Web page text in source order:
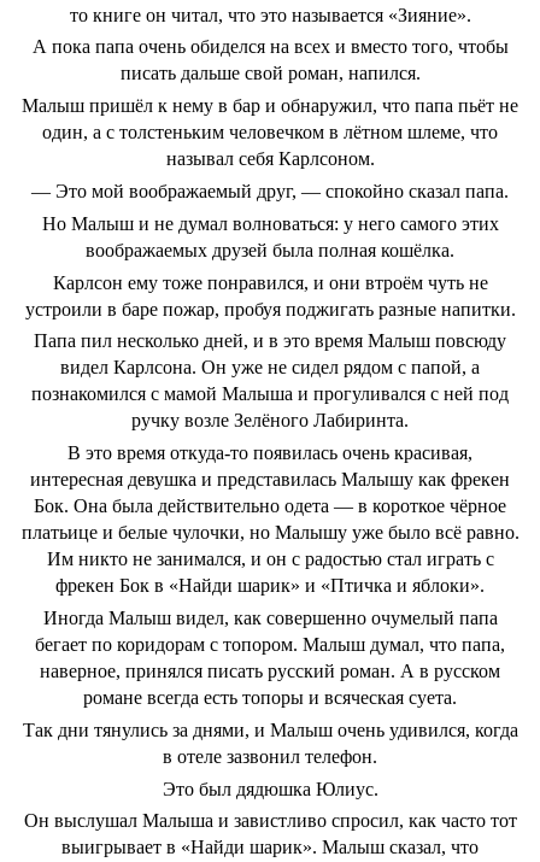
то книге он читал, что это называется «Зияние».
А пока папа очень обиделся на всех и вместо того, чтобы
писать дальше свой роман, напился.
Малыш пришёл к нему в бар и обнаружил, что папа пьёт не
один, а с толстеньким человечком в лётном шлеме, что
называл себя Карлсоном.
― Это мой воображаемый друг, ― спокойно сказал папа.
Но Малыш и не думал волноваться: у него самого этих
воображаемых друзей была полная кошёлка.
Карлсон ему тоже понравился, и они втроём чуть не
устроили в баре пожар, пробуя поджигать разные напитки.
Папа пил несколько дней, и в это время Малыш повсюду
видел Карлсона. Он уже не сидел рядом с папой, а
познакомился с мамой Малыша и прогуливался с ней под
ручку возле Зелёного Лабиринта.
В это время откуда-то появилась очень красивая,
интересная девушка и представилась Малышу как фрекен
Бок. Она была действительно одета ― в короткое чёрное
платьице и белые чулочки, но Малышу уже было всё равно.
Им никто не занимался, и он с радостью стал играть с
фрекен Бок в «Найди шарик» и «Птичка и яблоки».
Иногда Малыш видел, как совершенно очумелый папа
бегает по коридорам с топором. Малыш думал, что папа,
наверное, принялся писать русский роман. А в русском
романе всегда есть топоры и всяческая суета.
Так дни тянулись за днями, и Малыш очень удивился, когда
в отеле зазвонил телефон.
Это был дядюшка Юлиус.
Он выслушал Малыша и завистливо спросил, как часто тот
выигрывает в «Найди шарик». Малыш сказал, что